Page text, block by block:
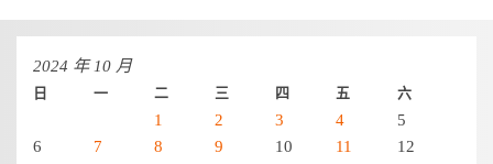
2024 年 10 月
日 一 二 三 四 五 六
1 2 3 4
5
6
7 8 9 10 11
12